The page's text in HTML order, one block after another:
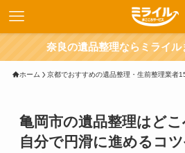
奈良の遺品整理ならミライル
ホーム 京都でおすすめの遺品整理・生前整理業者
亀岡市の遺品整理はど
自分で円滑に進めるコ